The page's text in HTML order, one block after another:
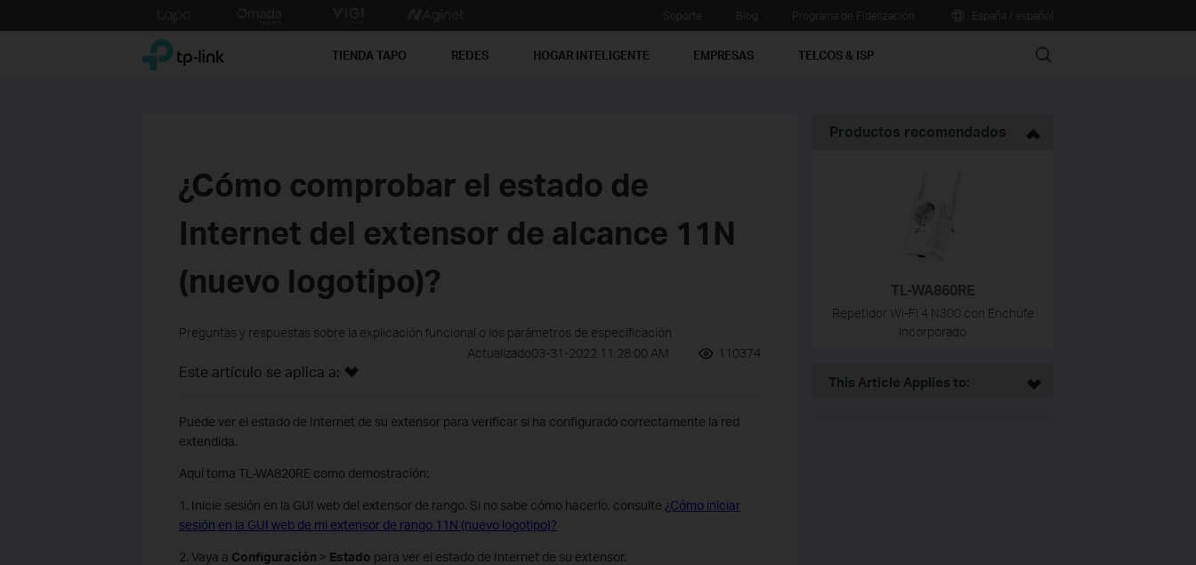
to
TP-Link, Reliably Smart TIENDA TAPO REDES HOGAR INTELIGENTE EMPRESAS TELCOS & ISP Search
¿Cómo comprobar el estado de
Internet del extensor de alcance 11N
(nuevo logotipo)?
Preguntas y respuestas sobre la explicación funcional o los parámetros de especificación
Actualizado03-31-2022 11:28:00 AM
110374
Este artículo se aplica a:
Puede ver el estado de Internet de su extensor para verificar si ha configurado correctamente la red
extendida.
Aquí toma TL-WA820RE como demostración:
1. Inicie sesión en la GUI web del extensor de rango. Si no sabe cómo hacerlo, consulte ¿Cómo iniciar
sesión en la GUI web de mi extensor de rango 11N (nuevo logotipo)?
2. Vaya a Configuración > Estado para ver el estado de Internet de su extensor.
Productos recomendados
TL-WA860RE
Repetidor Wi-Fi 4 N300 con Enchufe
Incorporado
This Article Applies to: